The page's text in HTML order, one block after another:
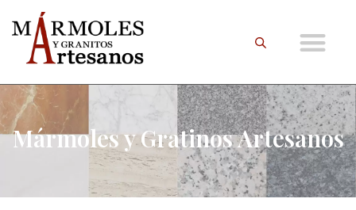
Mármoles y Gratinos Artesanos